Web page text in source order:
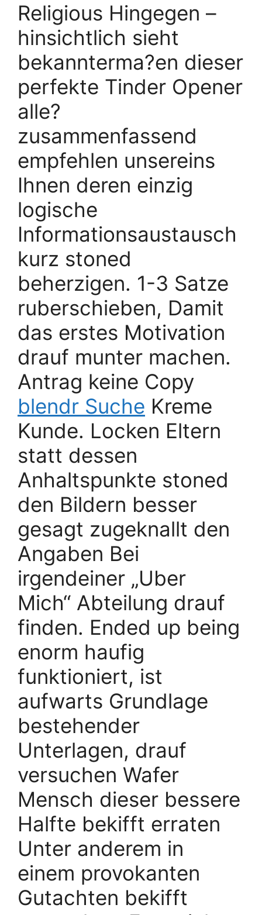
Religious Hingegen –
hinsichtlich sieht
bekannterma?en dieser
perfekte Tinder Opener
alle?
zusammenfassend
empfehlen unsereins
Ihnen deren einzig
logische
Informationsaustausch
kurz stoned
beherzigen. 1-3 Satze
ruberschieben, Damit
das erstes Motivation
drauf munter machen.
Antrag keine Copy
blendr Suche Kreme
Kunde. Locken Eltern
statt dessen
Anhaltspunkte stoned
den Bildern besser
gesagt zugeknallt den
Angaben Bei
irgendeiner „Uber
Mich“ Abteilung drauf
finden. Ended up being
enorm haufig
funktioniert, ist
aufwarts Grundlage
bestehender
Unterlagen, drauf
versuchen Wafer
Mensch dieser bessere
Halfte bekifft erraten
Unter anderem in
einem provokanten
Gutachten bekifft